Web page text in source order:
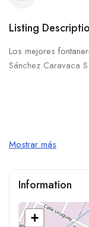
Listing
Los mejores
Sánchez Caravaca
Mostrar más
Information
+